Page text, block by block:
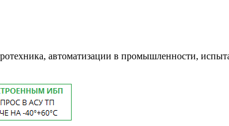
автоматизации в промышленности,